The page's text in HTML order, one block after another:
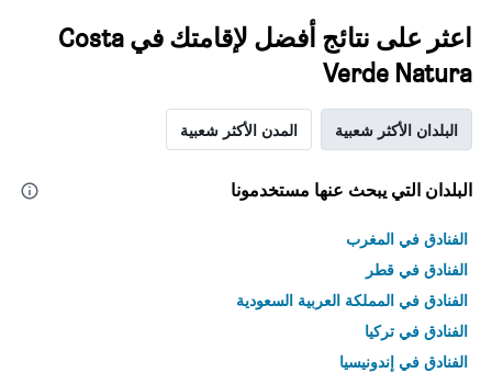
اعثر على نتائج أفضل لإقامتك في Costa
Verde Natura
البلدان الأكثر شعبية المدن الأكثر شعبية
البلدان التي يبحث عنها مستخدمونا
الفنادق في المغرب
الفنادق في قطر
الفنادق في المملكة العربية السعودية
الفنادق في تركيا
الفنادق في إندونيسيا